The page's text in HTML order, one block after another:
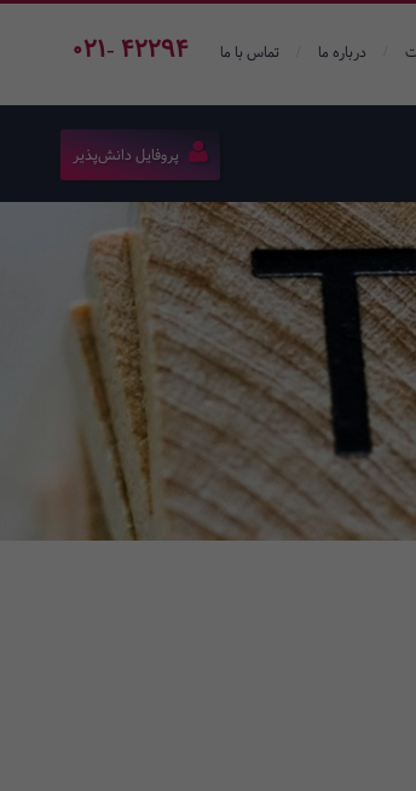
021- 42294 درباره ما تماس با ما
پروفایل دانش‌پذیر